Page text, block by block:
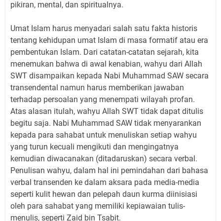
pikiran, mental, dan spiritualnya.
Umat Islam harus menyadari salah satu fakta historis
tentang kehidupan umat Islam di masa formatif atau era
pembentukan Islam. Dari catatan-catatan sejarah, kita
menemukan bahwa di awal kenabian, wahyu dari Allah
SWT disampaikan kepada Nabi Muhammad SAW secara
transendental namun harus memberikan jawaban
terhadap persoalan yang menempati wilayah profan.
Atas alasan itulah, wahyu Allah SWT tidak dapat ditulis
begitu saja. Nabi Muhammad SAW tidak menyarankan
kepada para sahabat untuk menuliskan setiap wahyu
yang turun kecuali mengikuti dan mengingatnya
kemudian diwacanakan (ditadaruskan) secara verbal.
Penulisan wahyu, dalam hal ini pemindahan dari bahasa
verbal transenden ke dalam aksara pada media-media
seperti kulit hewan dan pelepah daun kurma diinisiasi
oleh para sahabat yang memiliki kepiawaian tulis-
menulis, seperti Zaid bin Tsabit.